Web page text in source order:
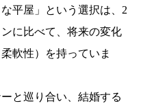
平屋」という選択は、2
に比べて、将来の変化
軟性）を持っていま
と巡り合い、結婚する